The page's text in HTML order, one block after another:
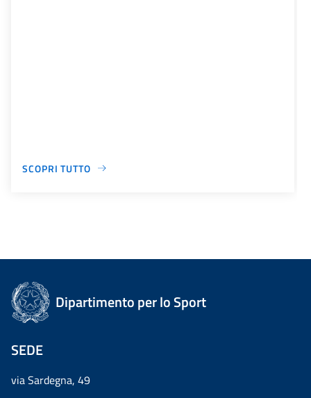
SCOPRI TUTTO
Dipartimento per lo Sport
SEDE
via Sardegna, 49